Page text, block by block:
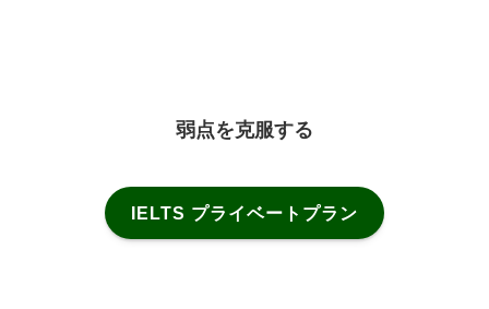
弱点を克服する
IELTS プライベートプラン